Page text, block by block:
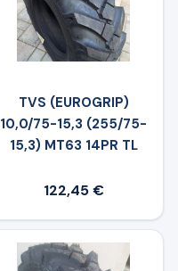
TVS (EUROGRIP)
10,0/75-15,3 (255/75-
15,3) MT63 14PR TL
122,45 €